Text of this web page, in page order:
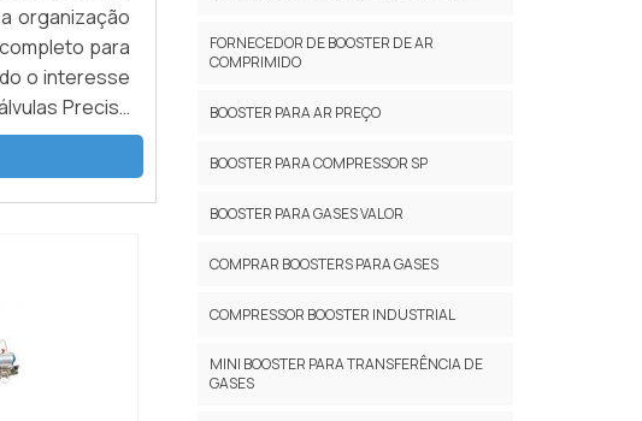
organização
para
o interesse
Precisa
d...
FORNECEDOR DE BOOSTER DE AR
COMPRIMIDO
BOOSTER PARA AR PREÇO
BOOSTER PARA COMPRESSOR SP
BOOSTER PARA GASES VALOR
COMPRAR BOOSTERS PARA GASES
COMPRESSOR BOOSTER INDUSTRIAL
MINI BOOSTER PARA TRANSFERÊNCIA DE
GASES